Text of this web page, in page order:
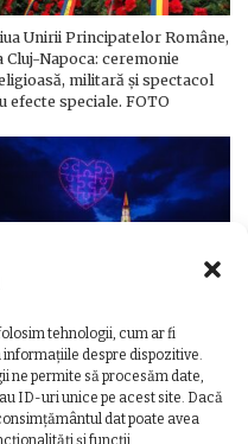
tehnologii, cum ar fi
despre dispozitive.
ne permite să procesăm date,
ID-uri unice pe acest site. Dacă
dat poate avea
și funcții.
Unirii Principatelor Române,
Cluj-Napoca: ceremonie
militară și spectacol
efecte speciale. FOTO
Unirii la Cluj-Napoca.
complet al